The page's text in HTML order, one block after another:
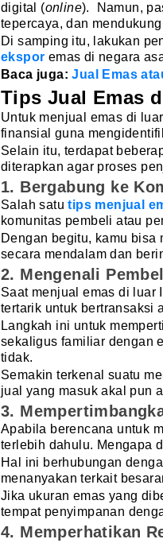
digital (online). Namun,
tepercaya, dan
Di samping itu, lakukan
ekspor emas di negara
Baca juga:Jual Emas
Tips Jual Emas
Untuk menjual emas di
finansial guna
Selain itu, terdapat
diterapkan agar proses
1. Bergabung ke
Salah satutips menjual
komunitas pembeli atau
Dengan begitu, kamu bisa
secara mendalam dan
2. Mengenali
Saat menjual emas di luar
tertarik untuk bertransaksi
Langkah ini untuk
sekaligus familiar dengan
tidak.
Semakin terkenal suatu
jual yang masuk akal pun
3.
Apabila berencana untuk
terlebih dahulu. Mengapa
Hal ini berhubungan
menanyakan terkait
Jika ukuran emas yang
tempat penyimpanan
4. Memperhatikan